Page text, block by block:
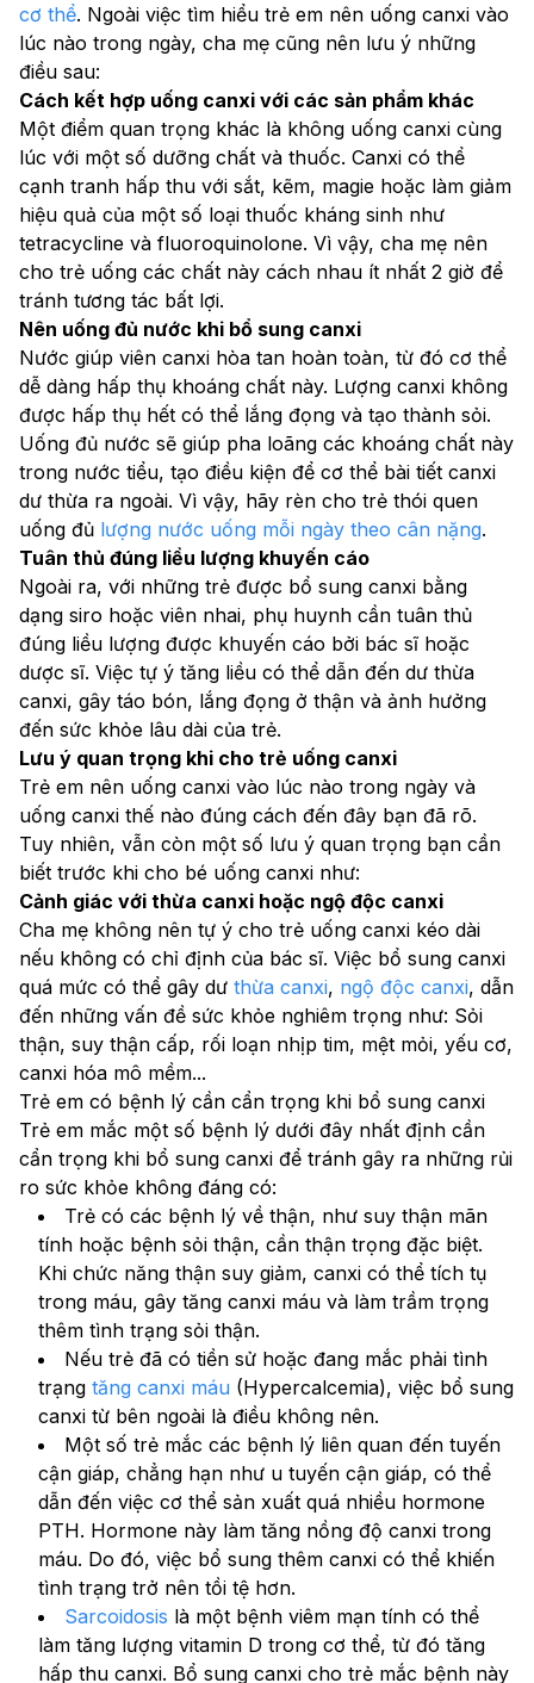
cơ thể. Ngoài việc tìm hiểu trẻ em nên uống canxi vào
lúc nào trong ngày​, cha mẹ cũng nên lưu ý những
điều sau:
Cách kết hợp uống canxi với các sản phẩm khác
Một điểm quan trọng khác là không uống canxi cùng
lúc với một số dưỡng chất và thuốc. Canxi có thể
cạnh tranh hấp thu với sắt, kẽm, magie hoặc làm giảm
hiệu quả của một số loại thuốc kháng sinh như
tetracycline và fluoroquinolone. Vì vậy, cha mẹ nên
cho trẻ uống các chất này cách nhau ít nhất 2 giờ để
tránh tương tác bất lợi.
Nên uống đủ nước khi bổ sung canxi
Nước giúp viên canxi hòa tan hoàn toàn, từ đó cơ thể
dễ dàng hấp thụ khoáng chất này. Lượng canxi không
được hấp thụ hết có thể lắng đọng và tạo thành sỏi.
Uống đủ nước sẽ giúp pha loãng các khoáng chất này
trong nước tiểu, tạo điều kiện để cơ thể bài tiết canxi
dư thừa ra ngoài. Vì vậy, hãy rèn cho trẻ thói quen
uống đủ lượng nước uống mỗi ngày theo cân nặng.
Tuân thủ đúng liều lượng khuyến cáo
Ngoài ra, với những trẻ được bổ sung canxi bằng
dạng siro hoặc viên nhai, phụ huynh cần tuân thủ
đúng liều lượng được khuyến cáo bởi bác sĩ hoặc
dược sĩ. Việc tự ý tăng liều có thể dẫn đến dư thừa
canxi, gây táo bón, lắng đọng ở thận và ảnh hưởng
đến sức khỏe lâu dài của trẻ.
Lưu ý quan trọng khi cho trẻ uống canxi
Trẻ em nên uống canxi vào lúc nào trong ngày và
uống canxi thế nào đúng cách đến đây bạn đã rõ.
Tuy nhiên, vẫn còn một số lưu ý quan trọng bạn cần
biết trước khi cho bé uống canxi như:
Cảnh giác với thừa canxi hoặc ngộ độc canxi
Cha mẹ không nên tự ý cho trẻ uống canxi kéo dài
nếu không có chỉ định của bác sĩ. Việc bổ sung canxi
quá mức có thể gây dư thừa canxi, ngộ độc canxi, dẫn
đến những vấn đề sức khỏe nghiêm trọng như: Sỏi
thận, suy thận cấp, rối loạn nhịp tim, mệt mỏi, yếu cơ,
canxi hóa mô mềm...
Trẻ em có bệnh lý cần cẩn trọng khi bổ sung canxi
Trẻ em mắc một số bệnh lý dưới đây nhất định cần
cẩn trọng khi bổ sung canxi để tránh gây ra những rủi
ro sức khỏe không đáng có:
Trẻ có các bệnh lý về thận, như suy thận mãn
tính hoặc bệnh sỏi thận, cần thận trọng đặc biệt.
Khi chức năng thận suy giảm, canxi có thể tích tụ
trong máu, gây tăng canxi máu và làm trầm trọng
thêm tình trạng sỏi thận.
Nếu trẻ đã có tiền sử hoặc đang mắc phải tình
trạng tăng canxi máu (Hypercalcemia), việc bổ sung
canxi từ bên ngoài là điều không nên.
Một số trẻ mắc các bệnh lý liên quan đến tuyến
cận giáp, chẳng hạn như u tuyến cận giáp, có thể
dẫn đến việc cơ thể sản xuất quá nhiều hormone
PTH. Hormone này làm tăng nồng độ canxi trong
máu. Do đó, việc bổ sung thêm canxi có thể khiến
tình trạng trở nên tồi tệ hơn.
Sarcoidosis là một bệnh viêm mạn tính có thể
làm tăng lượng vitamin D trong cơ thể, từ đó tăng
hấp thu canxi. Bổ sung canxi cho trẻ mắc bệnh này